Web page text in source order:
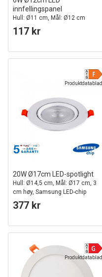
innfellingspanel
Hull: Ø11 cm, Mål: Ø12 cm
117 kr
Produktdatablad
20W Ø17cm LED-spotlight
Hull: Ø14,5 cm, Mål: Ø17 cm, 3
cm høy, Samsung LED-chip
377 kr
Produktdatablad